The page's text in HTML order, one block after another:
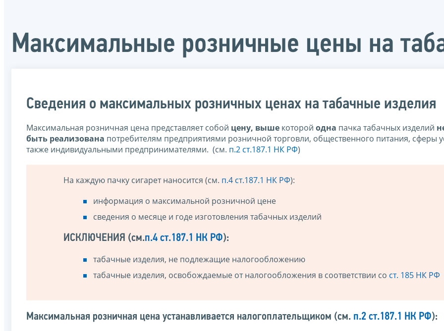
Максимальные розничные цены на
Сведения о максимальных розничных ценах на табачные изделия
Максимальная розничная цена представляет собой цену, выше которой одна пачка табачных изделий
быть реализована потребителям предприятиями розничной торговли, общественного питания, сферы
также индивидуальными предпринимателями. (см. п.2 ст.187.1 НК РФ)
На каждую пачку сигарет наносится (см. п.4 ст.187.1 НК РФ):
информация о максимальной розничной цене
сведения о месяце и годе изготовления табачных изделий
ИСКЛЮЧЕНИЯ (см.п.4 ст.187.1 НК РФ):
табачные изделия, не подлежащие налогообложению
табачные изделия, освобождаемые от налогообложения в соответствии со ст. 185 НК РФ
Максимальная розничная цена устанавливается налогоплательщиком (см. п.2 ст.187.1 НК РФ):